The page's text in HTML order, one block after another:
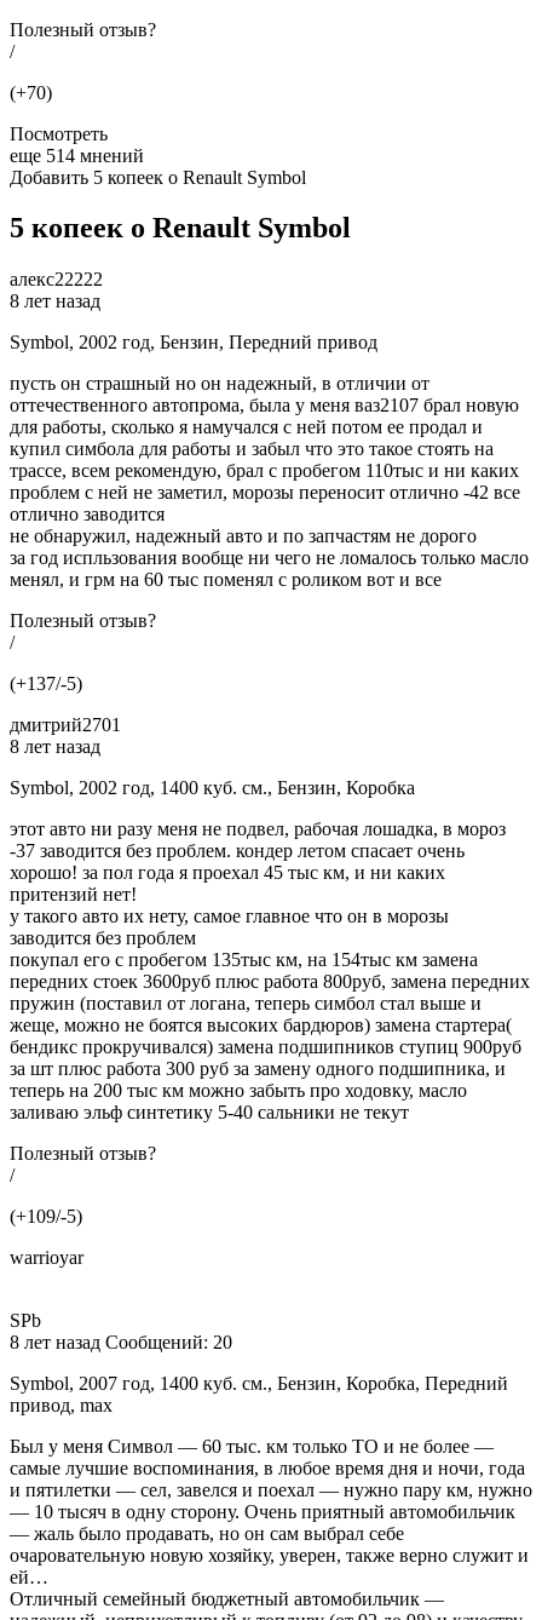
Полезный отзыв?
/
(+70)
Посмотреть
еще 514 мнений
Добавить 5 копеек о Renault Symbol
5 копеек о Renault Symbol
алекс22222
8 лет назад
Symbol, 2002 год, Бензин, Передний привод
пусть он страшный но он надежный, в отличии от
оттечественного автопрома, была у меня ваз2107 брал новую
для работы, сколько я намучался с ней потом ее продал и
купил симбола для работы и забыл что это такое стоять на
трассе, всем рекомендую, брал с пробегом 110тыс и ни каких
проблем с ней не заметил, морозы переносит отлично -42 все
отлично заводится
не обнаружил, надежный авто и по запчастям не дорого
за год испльзования вообще ни чего не ломалось только масло
менял, и грм на 60 тыс поменял с роликом вот и все
Полезный отзыв?
/
(+137/-5)
дмитрий2701
8 лет назад
Symbol, 2002 год, 1400 куб. см., Бензин, Коробка
этот авто ни разу меня не подвел, рабочая лошадка, в мороз
-37 заводится без проблем. кондер летом спасает очень
хорошо! за пол года я проехал 45 тыс км, и ни каких
притензий нет!
у такого авто их нету, самое главное что он в морозы
заводится без проблем
покупал его с пробегом 135тыс км, на 154тыс км замена
передних стоек 3600руб плюс работа 800руб, замена передних
пружин (поставил от логана, теперь симбол стал выше и
жеще, можно не боятся высоких бардюров) замена стартера(
бендикс прокручивался) замена подшипников ступиц 900руб
за шт плюс работа 300 руб за замену одного подшипника, и
теперь на 200 тыс км можно забыть про ходовку, масло
заливаю эльф синтетику 5-40 сальники не текут
Полезный отзыв?
/
(+109/-5)
warrioyar
SPb
8 лет назад Сообщений: 20
Symbol, 2007 год, 1400 куб. см., Бензин, Коробка, Передний
привод, max
Был у меня Символ — 60 тыс. км только ТО и не более —
самые лучшие воспоминания, в любое время дня и ночи, года
и пятилетки — сел, завелся и поехал — нужно пару км, нужно
— 10 тысяч в одну сторону. Очень приятный автомобильчик
— жаль было продавать, но он сам выбрал себе
очаровательную новую хозяйку, уверен, также верно служит и
ей…
Отличный семейный бюджетный автомобильчик —